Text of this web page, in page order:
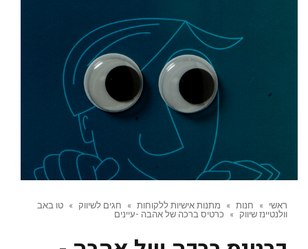
ראשי » חנות » מתנות אישיות ללקוחות » חגים לשיווק » טו באב
וולנטיינז שיווק » כרטיס ברכה של אהבה -עיינים